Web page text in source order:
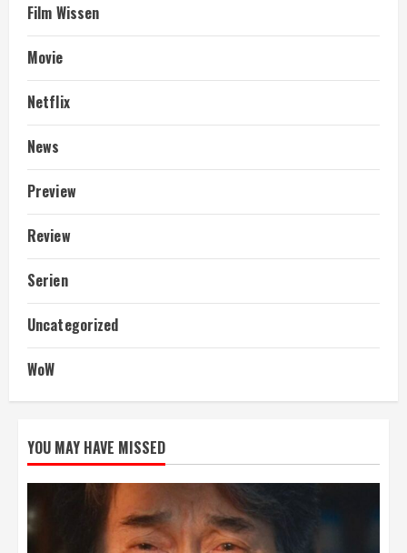
Film Wissen
Movie
Netflix
News
Preview
Review
Serien
Uncategorized
WoW
YOU MAY HAVE MISSED